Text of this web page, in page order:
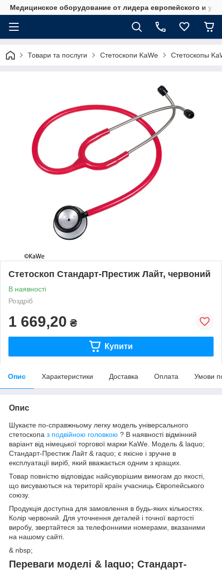
Медицинское оборудование от лидера европейского и
Товари та послуги Стетоскопи KaWe Стетоскопы
Стетоскоп Стандарт-Престиж Лайт, червоний
В наявності
Роздріб
1 669,20 ₴
Купити
Опис Характеристики Доставка Оплата Умови
Опис
Шукаєте по-справжньому легку модель універсального
стетоскопа з подвійною головкою ? В наявності відмінний
варіант від німецької торгової марки KaWe. Модель & laquo;
Стандарт-Престиж Лайт & raquo; є якісне і зручне в
експлуатації виріб, який вважається одним з кращих.
Товар повністю відповідає найсуворішим вимогам до якості,
що висуваються на території країн учасниць Європейського
союзу.
Продукція доступна для замовлення в будь-яких кількостях.
Колір червоний. Для уточнення деталей і точної вартості
виробу, звертайтеся за телефонними номерами, вказаними
на нашому сайті.
& nbsp;
Переваги моделі & laquo; Стандарт-